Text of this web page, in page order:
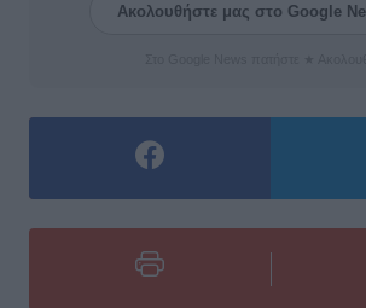
Ακολουθήστε μας στο Google